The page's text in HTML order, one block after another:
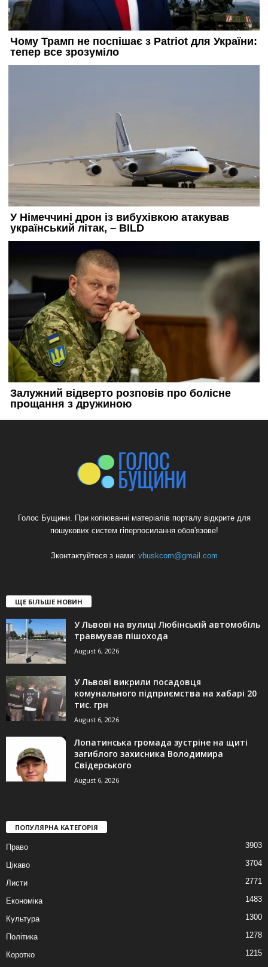
Голос Бущини. При копіюванні матеріалів порталу відкрите для
пошукових систем гіперпосилання обов'язове!
Зконтактуйтеся з нами: vbuskcom@gmail.com
ЩЕ БІЛЬШЕ НОВИН
У Львові на вулиці Любінській автомобіль
травмував пішохода
August 6, 2026
У Львові викрили посадовця
комунального підприємства на хабарі 20
тис. грн
August 6, 2026
Лопатинська громада зустріне на щиті
загиблого захисника Володимира
Свідерського
August 6, 2026
ПОПУЛЯРНА КАТЕГОРІЯ
Право 3903
Цікаво 3704
Листи 2771
Економіка 1483
Культура 1300
Політика 1278
Коротко 1215